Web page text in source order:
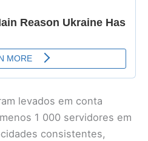
levados em conta
1 000 servidores em
consistentes,